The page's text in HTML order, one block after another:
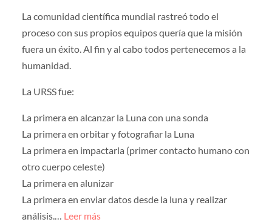
La comunidad científica mundial rastreó todo el
proceso con sus propios equipos quería que la misión
fuera un éxito. Al fin y al cabo todos pertenecemos a la
humanidad.
La URSS fue:
La primera en alcanzar la Luna con una sonda
La primera en orbitar y fotografiar la Luna
La primera en impactarla (primer contacto humano con
otro cuerpo celeste)
La primera en alunizar
La primera en enviar datos desde la luna y realizar
análisis.… Leer más